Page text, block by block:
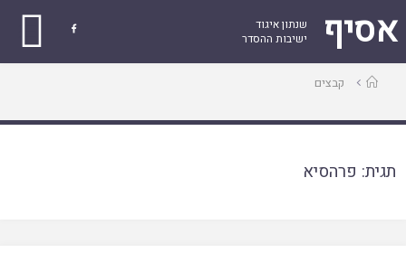
אסיף
שנתון איגוד
ישיבות ההסדר

עמודקבצים
תגית: פרהסיא